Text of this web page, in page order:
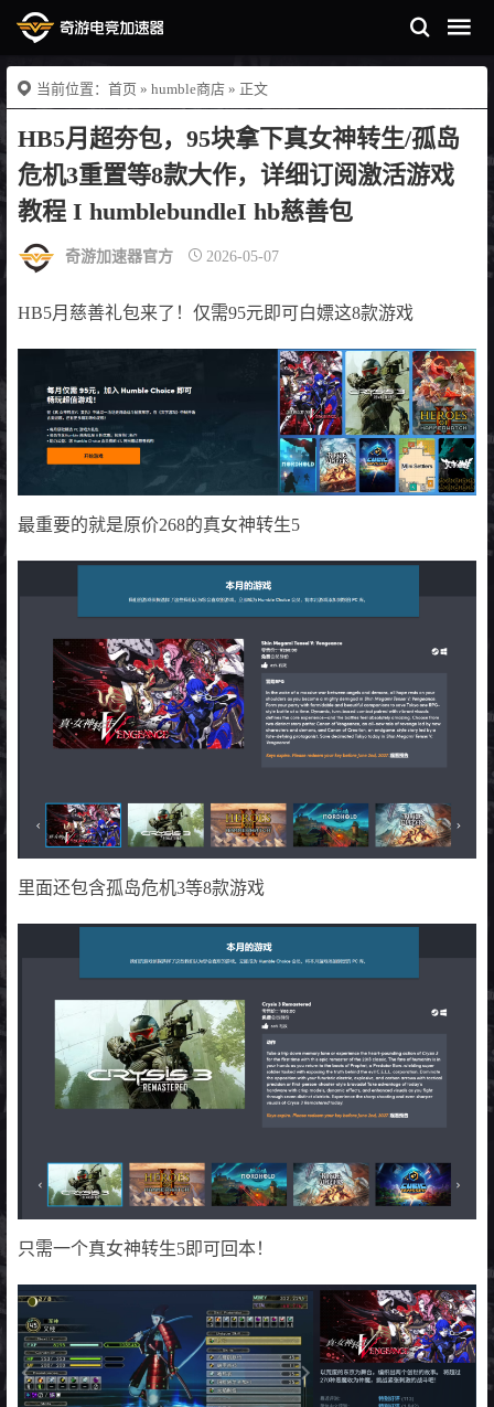
当前位置： 首页 » humble商店 » 正文
HB5月超夯包，95块拿下真女神转生/孤岛
危机3重置等8款大作，详细订阅激活游戏
教程 I humblebundleI hb慈善包
奇游加速器官方 2026-05-07
HB5月慈善礼包来了！仅需95元即可白嫖这8款游戏
最重要的就是原价268的真女神转生5
里面还包含孤岛危机3等8款游戏
只需一个真女神转生5即可回本！